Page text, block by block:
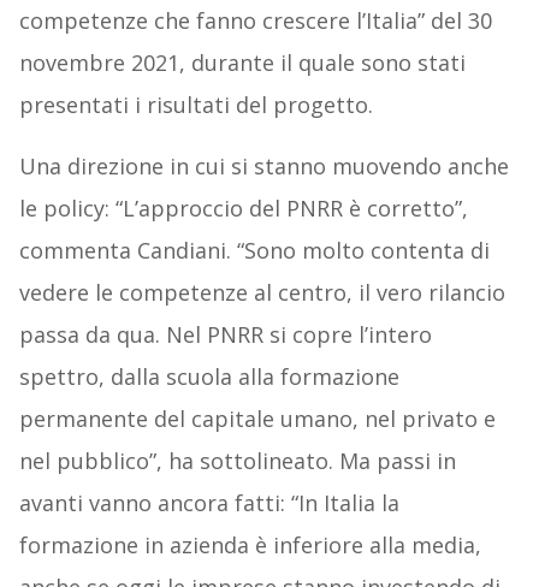
competenze che fanno crescere l’Italia” del 30
novembre 2021, durante il quale sono stati
presentati i risultati del progetto.
Una direzione in cui si stanno muovendo anche
le policy: “L’approccio del PNRR è corretto”,
commenta Candiani. “Sono molto contenta di
vedere le competenze al centro, il vero rilancio
passa da qua. Nel PNRR si copre l’intero
spettro, dalla scuola alla formazione
permanente del capitale umano, nel privato e
nel pubblico”, ha sottolineato. Ma passi in
avanti vanno ancora fatti: “In Italia la
formazione in azienda è inferiore alla media,